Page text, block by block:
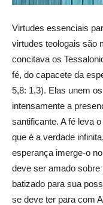
Virtudes essenciais
virtudes teologais são
concitava os
fé, do capacete da
5,8: 1,3). Elas unem
intensamente a
santificante. A fé leva
que é a verdade
esperança imerge-o
deve ser amado
batizado para sua
se deve ter para com